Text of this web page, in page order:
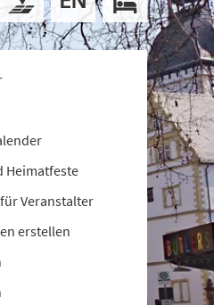
Heimatfeste
Veranstalter
erstellen